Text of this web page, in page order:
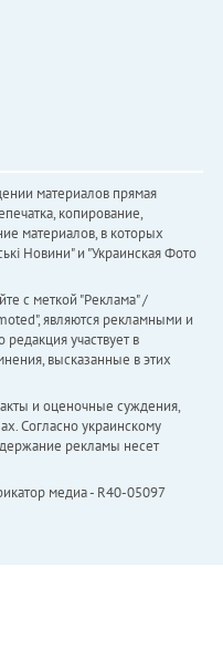
материалов прямая
копирование,
материалов, в которых
Новини" и "Украинская Фото
с меткой "Реклама" /
являются рекламными и
участвует в
высказанные в этих
и оценочные суждения,
Согласно украинскому
рекламы несет
медиа - R40-05097